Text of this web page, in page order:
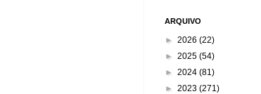
ARQUIVO
► 2026 (22)
► 2025 (54)
► 2024 (81)
► 2023 (271)